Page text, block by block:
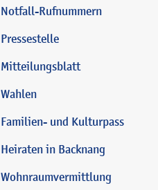
Notfall-Rufnummern
Pressestelle
Mitteilungsblatt
Wahlen
Familien- und Kulturpass
Heiraten in Backnang
Wohnraumvermittlung